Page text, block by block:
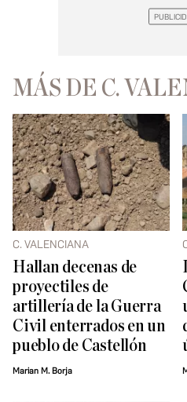
MÁS DE C.
C. VALENCIANA
Hallan decenas de
proyectiles de
artillería de la Guerra
Civil enterrados en un
pueblo de Castellón
Marian M. Borja